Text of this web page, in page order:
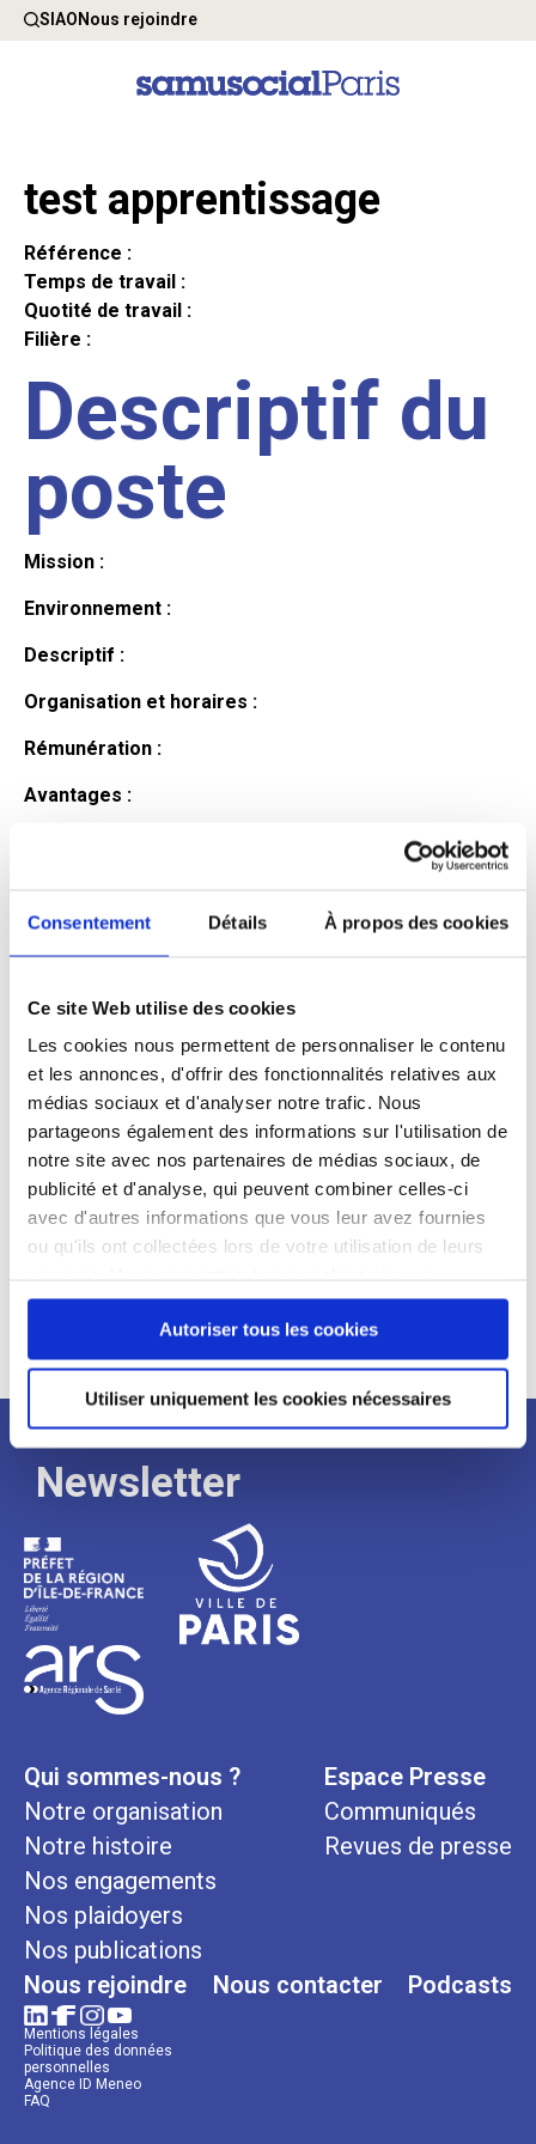
Consentement Détails À propos des cookies
Ce site Web utilise des cookies
Les cookies nous permettent de personnaliser le contenu
et les annonces, d'offrir des fonctionnalités relatives aux
médias sociaux et d'analyser notre trafic. Nous
partageons également des informations sur l'utilisation de
notre site avec nos partenaires de médias sociaux, de
publicité et d'analyse, qui peuvent combiner celles-ci
avec d'autres informations que vous leur avez fournies
ou qu'ils ont collectées lors de votre utilisation de leurs
continuez à utiliser notre site Web.
Autoriser tous les cookies
Utiliser uniquement les cookies nécessaires
SIAONous rejoindre
test apprentissage
Référence :
Temps de travail :
Quotité de travail :
Filière :
Descriptif du
poste
Mission :
Environnement :
Descriptif :
Organisation et horaires :
Rémunération :
Avantages :
candidat
Qualifications et diplômes :
Profil recherché :
Expérience :
Processus
de
recrutement
Newsletter
Qui sommes-nous ?
Notre organisation
Notre histoire
Nos engagements
Nos plaidoyers
Nos publications
Espace Presse
Communiqués
Revues de presse
Nous rejoindre Nous contacter Podcasts
Mentions légales
Politique des données
personnelles
Agence ID Meneo
FAQ